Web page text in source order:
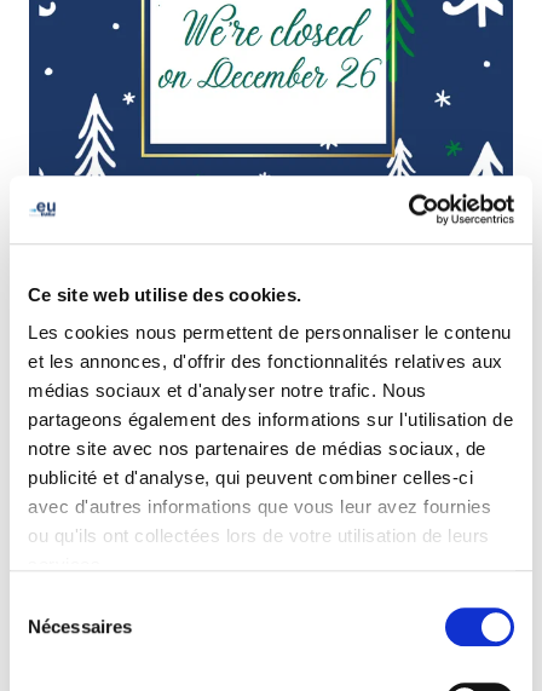
Ce site web utilise des cookies.
Les cookies nous permettent de personnaliser le contenu
et les annonces, d'offrir des fonctionnalités relatives aux
médias sociaux et d'analyser notre trafic. Nous
partageons également des informations sur l'utilisation de
notre site avec nos partenaires de médias sociaux, de
publicité et d'analyse, qui peuvent combiner celles-ci
avec d'autres informations que vous leur avez fournies
ou qu'ils ont collectées lors de votre utilisation de leurs
Nécessaires
Please be advised that our offices will be closed on
If you need support outside office hours during this
period, please contact our
24/7 support at +32 (0) 2 725
98 25
. All calls to this number will be handled in English.
On behalf of the EURid team, we wish you a safe, warm,
and joyous holiday season!